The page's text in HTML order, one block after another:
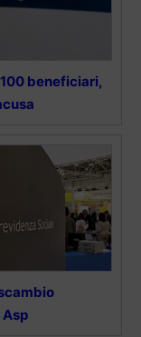
beneficiari,